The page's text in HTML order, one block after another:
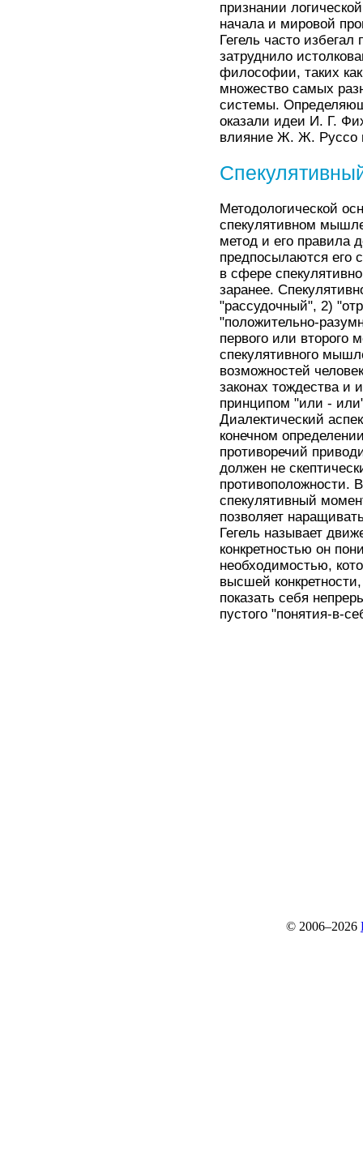
признании
начала и мировой
Гегель часто
затруднило
философии, таких
множество самых
системы.
оказали идеи И. Г.
влияние Ж. Ж.
Методологической
спекулятивном
метод и его правила
предпосылаются его
в сфере
заранее.
"рассудочный", 2)
"положительно-
первого или второго
спекулятивного
возможностей
законах тождества и
принципом "или -
Диалектический
конечном
противоречий
должен не
противоположности.
спекулятивный
позволяет
Гегель называет
конкретностью он
необходимостью,
высшей
показать себя
пустого "понятия-в-
© 2006–2026